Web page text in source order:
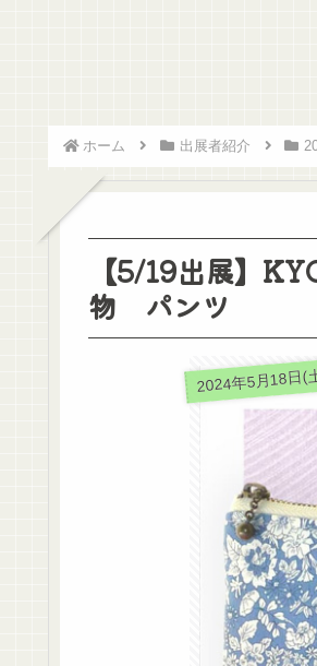
ホーム 出展者紹介
【5/19出展】
物 パンツ
2024年5月18日(